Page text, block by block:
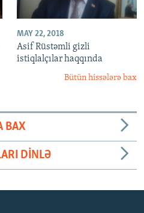
MAY 22, 2018
Asif Rüstəmli gizli
istiqlalçılar haqqında
Bütün hissələrə bax
BAX
DINLƏ